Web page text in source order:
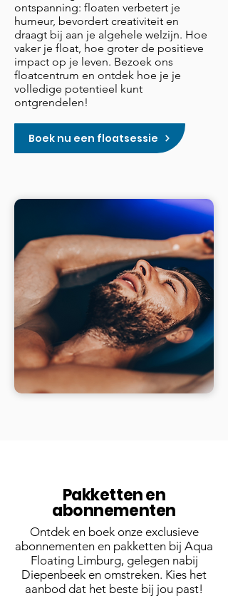
ontspanning: floaten verbetert je
humeur, bevordert creativiteit en
draagt bij aan je algehele welzijn. Hoe
vaker je float, hoe groter de positieve
impact op je leven. Bezoek ons
floatcentrum en ontdek hoe je je
volledige potentieel kunt
ontgrendelen!
Boek nu een floatsessie
Pakketten en
abonnementen
Ontdek en boek onze exclusieve
abonnementen en pakketten bij Aqua
Floating Limburg, gelegen nabij
Diepenbeek en omstreken. Kies het
aanbod dat het beste bij jou past!